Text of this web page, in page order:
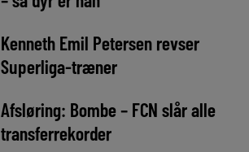
Kenneth Emil Petersen revser
Superliga-træner
Afsløring: Bombe – FCN slår alle
transferrekorder